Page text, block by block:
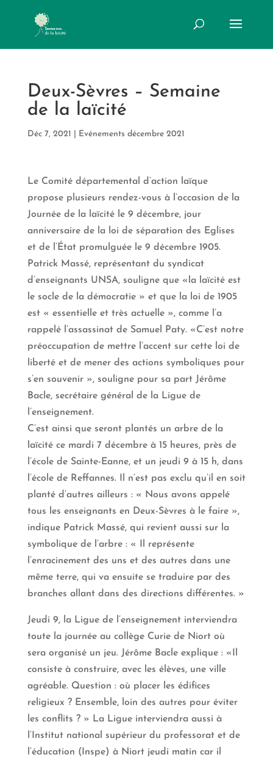
Deux-Sèvres – Semaine
de la laïcité
Déc 7, 2021 Evénements décembre 2021
Le Comité départemental d’action laïque
propose plusieurs rendez-vous à l’occasion de la
Journée de la laïcité le 9 décembre, jour
anniversaire de la loi de séparation des Eglises
et de l’État promulguée le 9 décembre 1905.
Patrick Massé, représentant du syndicat
d’enseignants UNSA, souligne que «la laïcité est
le socle de la démocratie » et que la loi de 1905
est « essentielle et très actuelle », comme l’a
rappelé l’assassinat de Samuel Paty. «C’est notre
préoccupation de mettre l’accent sur cette loi de
liberté et de mener des actions symboliques pour
s’en souvenir », souligne pour sa part Jérôme
Bacle, secrétaire général de la Ligue de
l’enseignement.
C’est ainsi que seront plantés un arbre de la
laïcité ce mardi 7 décembre à 15 heures, près de
l’école de Sainte-Eanne, et un jeudi 9 à 15 h, dans
l’école de Reffannes. Il n’est pas exclu qu’il en soit
planté d’autres ailleurs : « Nous avons appelé
tous les enseignants en Deux-Sèvres à le faire​ »,
indique Patrick Massé, qui revient aussi sur la
symbolique de l’arbre : « Il représente
l’enracinement des uns et des autres dans une
même terre, qui va ensuite se traduire par des
branches allant dans des directions différentes. »
Jeudi 9, la Ligue de l’enseignement interviendra
toute la journée au collège Curie de Niort où
sera organisé un jeu. Jérôme Bacle explique : «Il
consiste à construire, avec les élèves, une ville
agréable. Question : où placer les édifices
religieux ? Ensemble, loin des autres pour éviter
les conflits ? » La Ligue interviendra aussi à
l’Institut national supérieur du professorat et de
l’éducation (Inspe) à Niort jeudi matin car il